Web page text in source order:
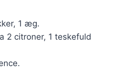
1 æg.
2 citroner, 1 teskefuld